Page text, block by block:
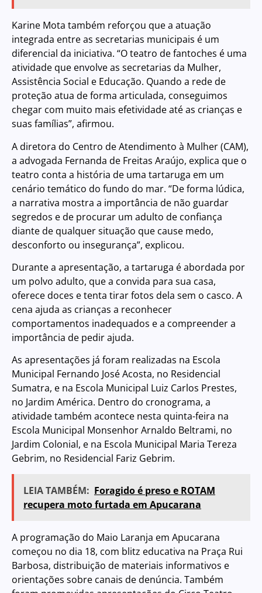
Karine Mota também reforçou que a atuação
integrada entre as secretarias municipais é um
diferencial da iniciativa. “O teatro de fantoches é uma
atividade que envolve as secretarias da Mulher,
Assistência Social e Educação. Quando a rede de
proteção atua de forma articulada, conseguimos
chegar com muito mais efetividade até as crianças e
suas famílias”, afirmou.
A diretora do Centro de Atendimento à Mulher (CAM),
a advogada Fernanda de Freitas Araújo, explica que o
teatro conta a história de uma tartaruga em um
cenário temático do fundo do mar. “De forma lúdica,
a narrativa mostra a importância de não guardar
segredos e de procurar um adulto de confiança
diante de qualquer situação que cause medo,
desconforto ou insegurança”, explicou.
Durante a apresentação, a tartaruga é abordada por
um polvo adulto, que a convida para sua casa,
oferece doces e tenta tirar fotos dela sem o casco. A
cena ajuda as crianças a reconhecer
comportamentos inadequados e a compreender a
importância de pedir ajuda.
As apresentações já foram realizadas na Escola
Municipal Fernando José Acosta, no Residencial
Sumatra, e na Escola Municipal Luiz Carlos Prestes,
no Jardim América. Dentro do cronograma, a
atividade também acontece nesta quinta-feira na
Escola Municipal Monsenhor Arnaldo Beltrami, no
Jardim Colonial, e na Escola Municipal Maria Tereza
Gebrim, no Residencial Fariz Gebrim.
LEIA TAMBÉM: Foragido é preso e ROTAM
recupera moto furtada em Apucarana
A programação do Maio Laranja em Apucarana
começou no dia 18, com blitz educativa na Praça Rui
Barbosa, distribuição de materiais informativos e
orientações sobre canais de denúncia. Também